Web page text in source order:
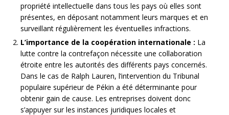
propriété intellectuelle dans tous les pays où elles sont
présentes, en déposant notamment leurs marques et en
surveillant régulièrement les éventuelles infractions.
L’importance de la coopération internationale : La
lutte contre la contrefaçon nécessite une collaboration
étroite entre les autorités des différents pays concernés.
Dans le cas de Ralph Lauren, l’intervention du Tribunal
populaire supérieur de Pékin a été déterminante pour
obtenir gain de cause. Les entreprises doivent donc
s’appuyer sur les instances juridiques locales et